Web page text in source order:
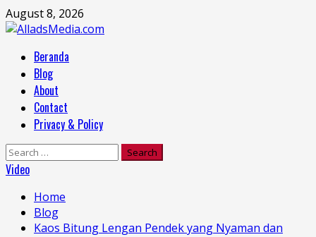
Skip
to
August 8, 2026
MenuBeranda
Blog
About
Contact
Privacy & Policy
Search
for:
Video
Home
Blog
Kaos Bitung Lengan Pendek yang Nyaman dan